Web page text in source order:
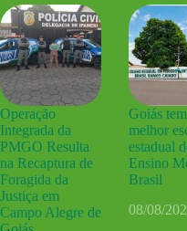
Operação
Integrada da
PMGO Resulta
na Recaptura de
Foragida da
Justiça em
Campo Alegre de
Goiás
melhor
estadual
Ensino
Brasil
08/08/